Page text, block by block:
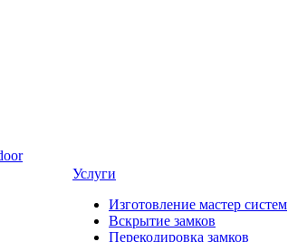
Услуги
Изготовление мастер систем
Вскрытие замков
Перекодировка замков